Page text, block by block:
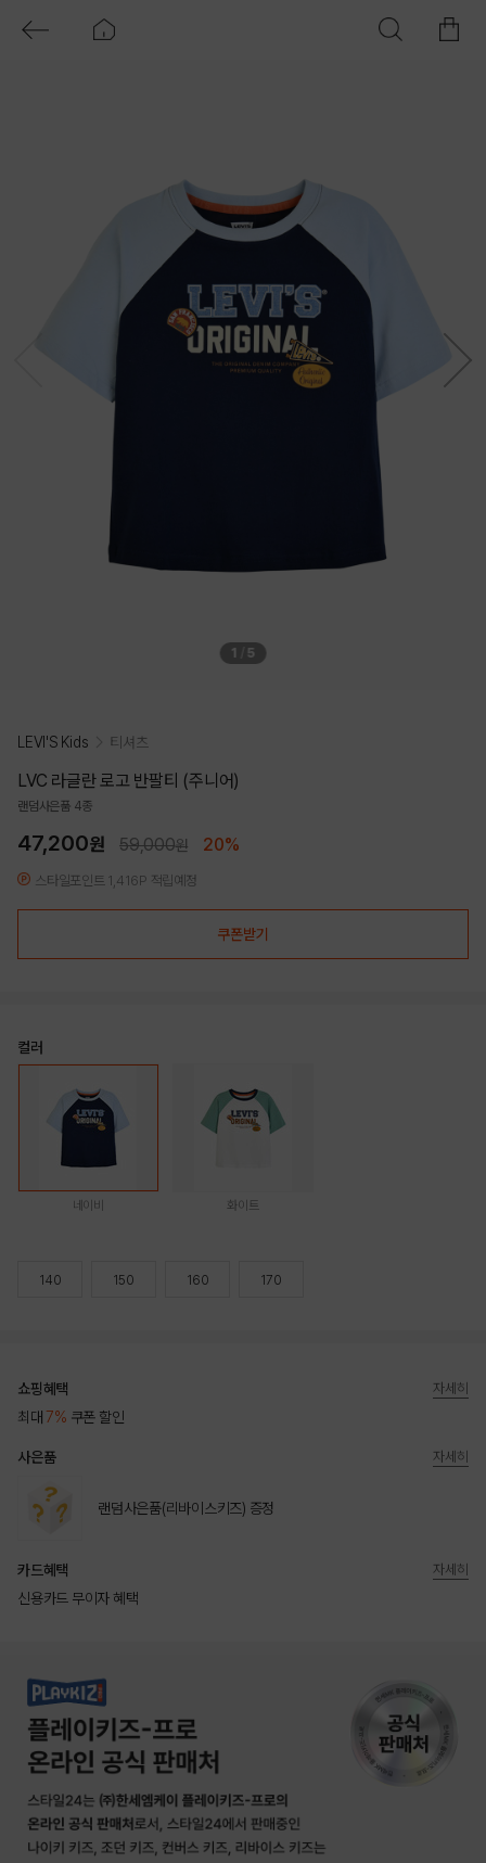
1 5
LEVI'S Kids 티셔츠
LVC 라글란 로고 반팔티 (주니어)
랜덤사은품 4종
47,200원 59,000원 20%
스타일포인트 1,416P 적립예정
쿠폰받기
컬러
네이비 화이트
140 150 160 170
쇼핑혜택
최대 7% 쿠폰 할인
자세히
사은품
랜덤사은품(리바이스키즈) 증정
자세히
카드혜택
신용카드 무이자 혜택
자세히